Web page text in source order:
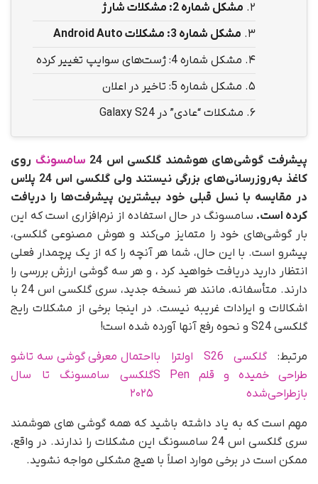
2. مشکل شماره 2: مشکلات شارژ
3. مشکل شماره 3: مشکلات Android Auto
4. مشکل شماره 4: ژست‌های سوایپ تغییر کرده
5. مشکل شماره 5: تاخیر در اعلان
6. مشکلات “عادی” در Galaxy S24
پیشرفت گوشی‌های هوشمند گلکسی اس 24 سامسونگ روی
کاغذ به‌روزرسانی‌های بزرگی نیستند ولی گلکسی اس 24 پلاس
در مقایسه با نسل قبلی خود بیشترین پیشرفت‌ها را دریافت
کرده است. سامسونگ در حال استفاده از نرم‌افزاری است که این
بار گوشی‌های خود را متمایز می‌کند و هوش مصنوعی گلکسی،
پیشرو است. با این حال، شما هر آنچه را که از یک پرچمدار فعلی
انتظار دارید دریافت خواهید کرد ، و هر سه گوشی ارزش بررسی را
دارند. متأسفانه، مانند هر نسخه جدید، سری گلکسی اس 24 با
اشکالات و ایرادات غریبه نیست. در اینجا برخی از مشکلات رایج
گلکسی S24 و نحوه رفع آنها آورده شده است!
مرتبط:
گلکسی S26 اولترا با
طراحی خمیده و قلم S Pen
بازطراحی‌شده
احتمال معرفی گوشی سه تاشو
گلکسی سامسونگ تا سال
۲۰۲۵
مهم است که به یاد داشته باشید که همه گوشی های هوشمند
سری گلکسی اس 24 سامسونگ این مشکلات را ندارند. در واقع،
ممکن است در برخی موارد اصلاً با هیچ مشکلی مواجه نشوید.